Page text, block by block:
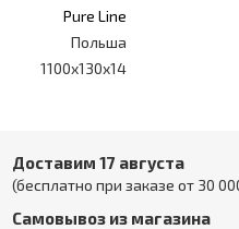
Pure Line
Польша
1100x130x14
Доставим 17 августа
(бесплатно при заказе от 30
Самовывоз из магазина